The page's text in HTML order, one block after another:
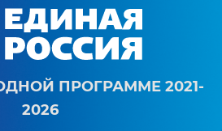
ПРОГРАММЕ 2021-
2026